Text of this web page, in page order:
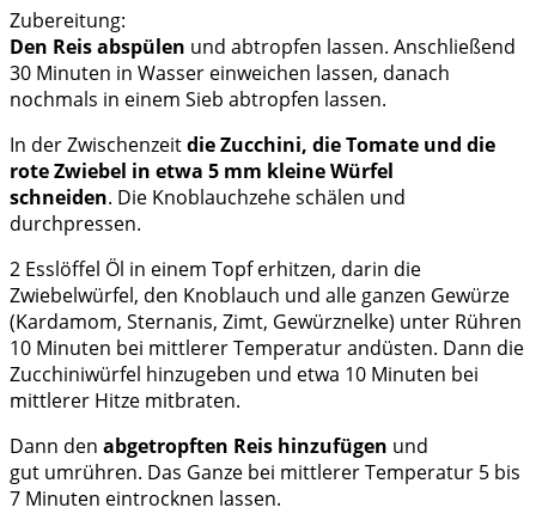
Zubereitung:
Den Reis abspülen und abtropfen lassen. Anschließend
30 Minuten in Wasser einweichen lassen, danach
nochmals in einem Sieb abtropfen lassen.
In der Zwischenzeitdie Zucchini, die Tomate und die
rote Zwiebel in etwa 5 mm kleine Würfel
schneiden. Die Knoblauchzehe schälen und
durchpressen.
2 Esslöffel Öl in einem Topf erhitzen, darin die
Zwiebelwürfel, den Knoblauch und alle ganzen Gewürze
(Kardamom, Sternanis, Zimt, Gewürznelke) unter Rühren
10 Minuten bei mittlerer Temperatur andüsten. Dann die
Zucchiniwürfel hinzugeben und etwa 10 Minuten bei
mittlerer Hitze mitbraten.
Dann den abgetropften Reis hinzufügen und
gut umrühren. Das Ganze bei mittlerer Temperatur 5 bis
7 Minuten eintrocknen lassen.